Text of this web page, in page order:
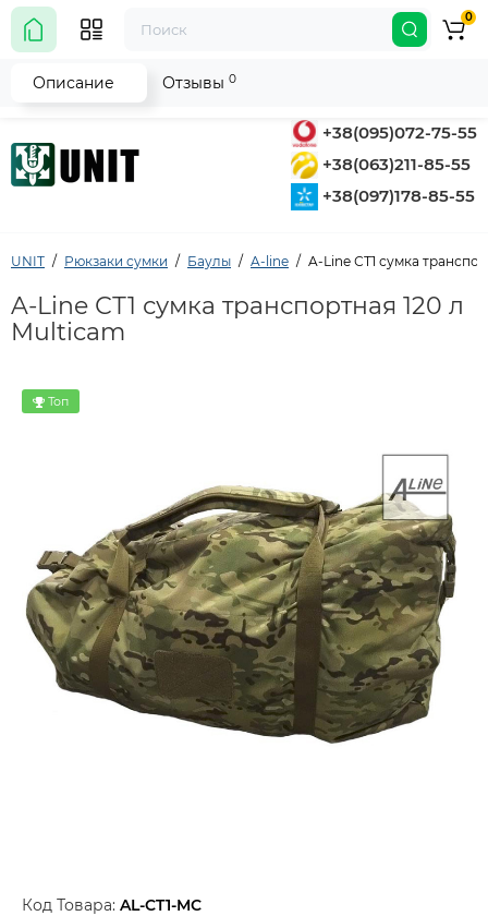
+38(095)072-75-55
+38(063)211-85-55
+38(097)178-85-55
0
UNIT Рюкзаки сумки Баулы A-line A-Line СТ1 сумка
A-Line СТ1 сумка транспортная 120 л
Multicam
Топ
Код Товара: AL-CT1-MC
Описание Отзывы 0